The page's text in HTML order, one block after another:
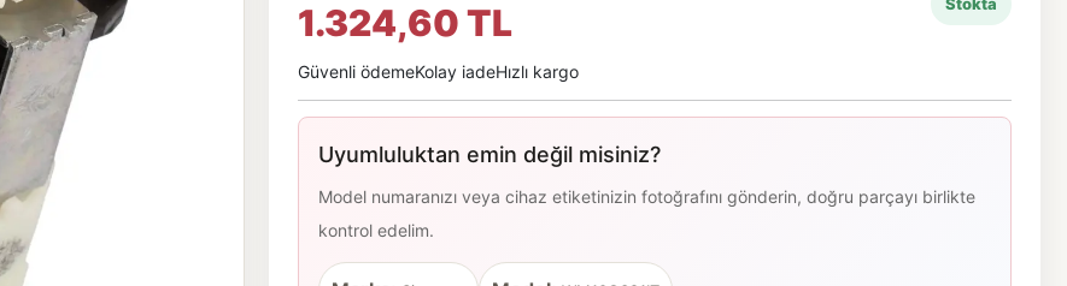
1.324,60 TL
Güvenli ödemeKolay iadeHızlı kargo
Uyumluluktan emin değil misiniz?
Model numaranızı veya cihaz etiketinizin fotoğrafını gönderin, doğru parçayı birlikte
kontrol edelim.